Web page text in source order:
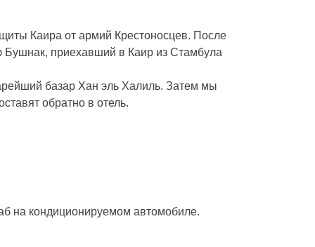
Каира от армий Крестоносцев. После
Бушнак, приехавший в Каир из Стамбула
базар Хан эль Халиль. Затем мы
обратно в отель.
на кондиционируемом автомобиле.